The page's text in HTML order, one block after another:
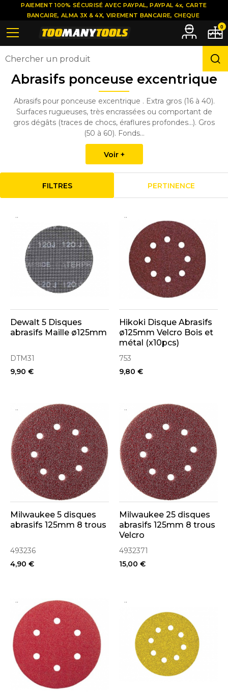
Abrasifs ponceuse excentrique
Abrasifs pour ponceuse excentrique . Extra gros (16 à 40).
Surfaces rugueuses, très encrassées ou comportant de
gros dégâts (traces de chocs, éraflures profondes...). Gros
(50 à 60). Fonds...
Voir +
FILTRES PERTINENCE
..
Dewalt 5 Disques
abrasifs Maille ø125mm
DTM31
9,90 €
..
Hikoki Disque Abrasifs
ø125mm Velcro Bois et
métal (x10pcs)
753
9,80 €
..
Milwaukee 5 disques
abrasifs 125mm 8 trous
493236
4,90 €
..
Milwaukee 25 disques
abrasifs 125mm 8 trous
Velcro
4932371
15,00 €
.. ..
PAIEMENT 100% SÉCURISÉ AVEC PAYPAL, PAYPAL 4x, CARTE
BANCAIRE, ALMA 3X & 4X, VIREMENT BANCAIRE, CHEQUE
0